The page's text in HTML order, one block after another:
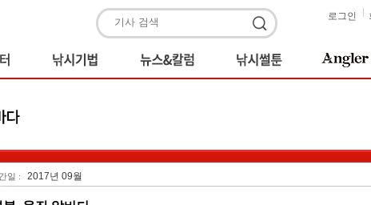
로그인
일 : 2017년 09월